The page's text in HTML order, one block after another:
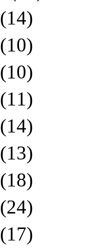
(14)
(10)
(10)
(11)
(14)
(13)
(18)
(24)
(17)